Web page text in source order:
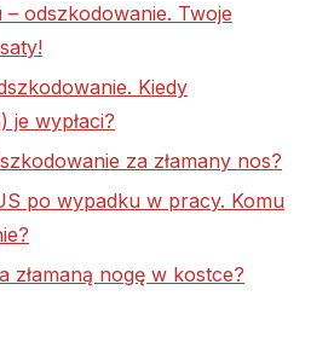
odszkodowanie. Twoje
Kiedy
je wypłaci?
za złamany nos?
po wypadku w pracy. Komu
złamaną nogę w kostce?